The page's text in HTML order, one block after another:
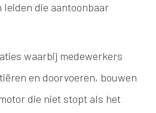
die aantoonbaar
waarbij medewerkers
en doorvoeren, bouwen
die niet stopt als het